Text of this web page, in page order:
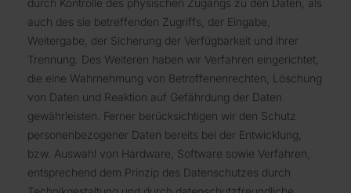
durch Kontrolle des physischen Zugangs zu den Daten, als
auch des sie betreffenden Zugriffs, der Eingabe,
Weitergabe, der Sicherung der Verfügbarkeit und ihrer
Trennung. Des Weiteren haben wir Verfahren eingerichtet,
die eine Wahrnehmung von Betroffenenrechten, Löschung
von Daten und Reaktion auf Gefährdung der Daten
gewährleisten. Ferner berücksichtigen wir den Schutz
personenbezogener Daten bereits bei der Entwicklung,
bzw. Auswahl von Hardware, Software sowie Verfahren,
entsprechend dem Prinzip des Datenschutzes durch